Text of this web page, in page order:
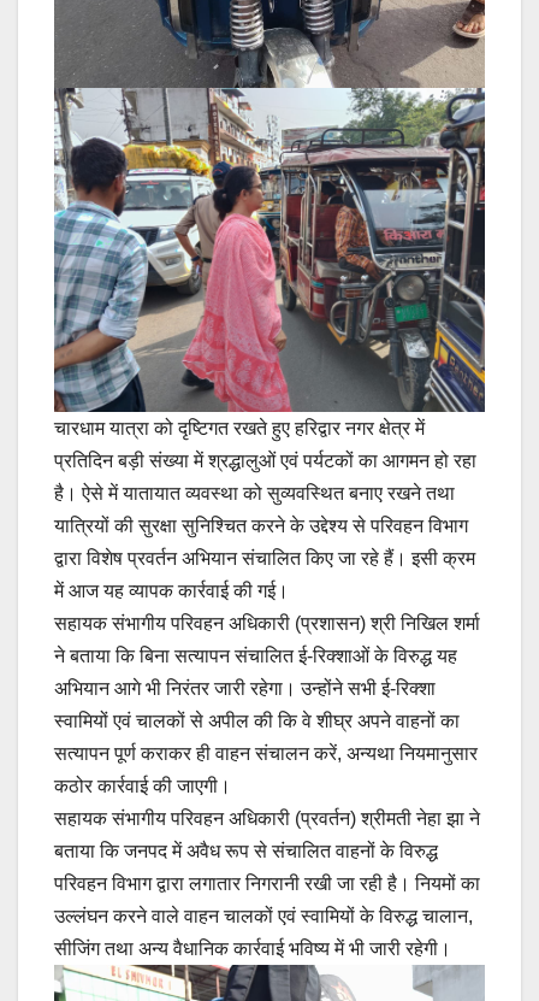
चारधाम यात्रा को दृष्टिगत रखते हुए हरिद्वार नगर क्षेत्र में
प्रतिदिन बड़ी संख्या में श्रद्धालुओं एवं पर्यटकों का आगमन हो रहा
है। ऐसे में यातायात व्यवस्था को सुव्यवस्थित बनाए रखने तथा
यात्रियों की सुरक्षा सुनिश्चित करने के उद्देश्य से परिवहन विभाग
द्वारा विशेष प्रवर्तन अभियान संचालित किए जा रहे हैं। इसी क्रम
में आज यह व्यापक कार्रवाई की गई।
सहायक संभागीय परिवहन अधिकारी (प्रशासन) श्री निखिल शर्मा
ने बताया कि बिना सत्यापन संचालित ई-रिक्शाओं के विरुद्ध यह
अभियान आगे भी निरंतर जारी रहेगा। उन्होंने सभी ई-रिक्शा
स्वामियों एवं चालकों से अपील की कि वे शीघ्र अपने वाहनों का
सत्यापन पूर्ण कराकर ही वाहन संचालन करें, अन्यथा नियमानुसार
कठोर कार्रवाई की जाएगी।
सहायक संभागीय परिवहन अधिकारी (प्रवर्तन) श्रीमती नेहा झा ने
बताया कि जनपद में अवैध रूप से संचालित वाहनों के विरुद्ध
परिवहन विभाग द्वारा लगातार निगरानी रखी जा रही है। नियमों का
उल्लंघन करने वाले वाहन चालकों एवं स्वामियों के विरुद्ध चालान,
सीजिंग तथा अन्य वैधानिक कार्रवाई भविष्य में भी जारी रहेगी।